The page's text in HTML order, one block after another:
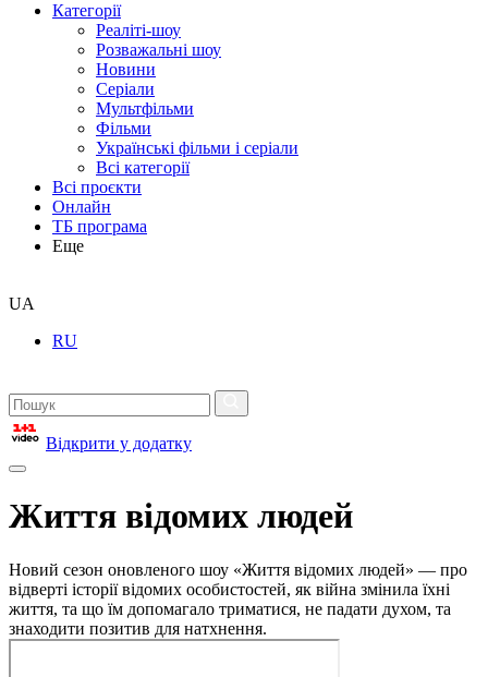
Категорії
Реаліті-шоу
Розважальні шоу
Новини
Серіали
Мультфільми
Фільми
Українські фільми і серіали
Всі категорії
Всі проєкти
Онлайн
ТБ програма
Еще
UA
RU
Відкрити у додатку
Життя відомих людей
Новий сезон оновленого шоу «Життя відомих людей» — про
відверті історії відомих особистостей, як війна змінила їхні
життя, та що їм допомагало триматися, не падати духом, та
знаходити позитив для натхнення.